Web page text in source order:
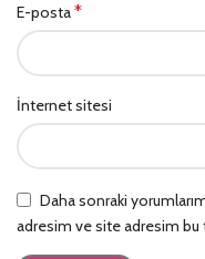
E-posta*
İnternet sitesi
Daha sonraki
adresim ve site adresim bu